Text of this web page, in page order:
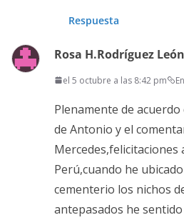
Respuesta
Rosa H.Rodríguez León
el 5 octubre a las 8:42 pm
Plenamente de
de Antonio y el
Mercedes,felicitaciones
Perú,cuando he
cementerio los nichos
antepasados he